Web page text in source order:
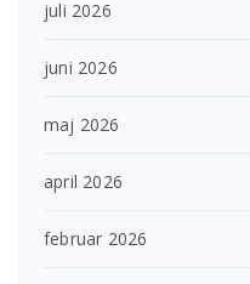
juli 2026
juni 2026
maj 2026
april 2026
februar 2026